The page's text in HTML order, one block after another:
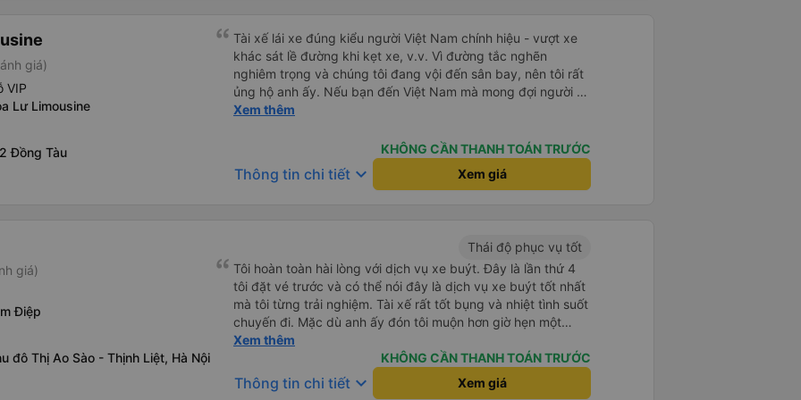
giá)
VIP
Lư Limousine
Đồng Tàu
Tài xế lái xe đúng kiểu người Việt Nam chính hiệu - vượt xe
khác sát lề đường khi kẹt xe, v.v. Vì đường tắc nghẽn
nghiêm trọng và chúng tôi đang vội đến sân bay, nên tôi rất
ủng hộ anh ấy. Nếu bạn đến Việt Nam mà mong đợi người ta
lái xe như ở châu Âu, thì hãy đến nơi khác.
Xem thêm
KHÔNG CẦN THANH TOÁN TRƯỚC
Thông tin chi tiết keyboard_arrow_down Xem giá
giá)
Điệp
đô Thị Ao Sào - Thịnh Liệt, Hà Nội
Thái độ phục vụ tốt
Tôi hoàn toàn hài lòng với dịch vụ xe buýt. Đây là lần thứ 4
tôi đặt vé trước và có thể nói đây là dịch vụ xe buýt tốt nhất
mà tôi từng trải nghiệm. Tài xế rất tốt bụng và nhiệt tình suốt
chuyến đi. Mặc dù anh ấy đón tôi muộn hơn giờ hẹn một
chút, nhưng anh ấy đã ngay lập tức xin lỗi vì tình trạng tắc
đường giờ cao điểm ở Hà Nội nên tôi rất thông cảm với anh
ấy. Anh ấy lái xe an toàn và chúng tôi đã có một cuộc trò
chuyện thoải mái về tình hình giao thông ở Hà Nội và Ninh
Xem thêm
KHÔNG CẦN THANH TOÁN TRƯỚC
Thông tin chi tiết keyboard_arrow_down Xem giá